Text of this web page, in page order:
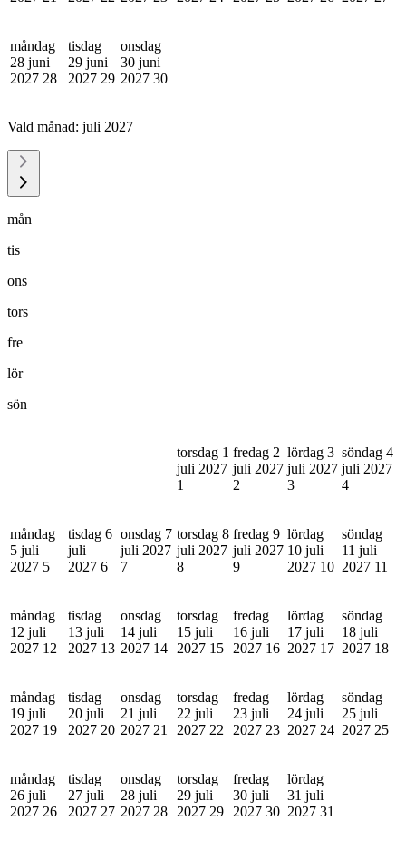
måndag
28 juni
2027 28
tisdag
29 juni
2027 29
onsdag
30 juni
2027 30
Vald månad: juli 2027
mån
tis
ons
tors
fre
lör
sön
torsdag 1
juli 2027
1
fredag 2
juli 2027
2
lördag 3
juli 2027
3
söndag 4
juli 2027
4
måndag
5 juli
2027 5
tisdag 6
juli
2027 6
onsdag 7
juli 2027
7
torsdag 8
juli 2027
8
fredag 9
juli 2027
9
lördag
10 juli
2027 10
söndag
11 juli
2027 11
måndag
12 juli
2027 12
tisdag
13 juli
2027 13
onsdag
14 juli
2027 14
torsdag
15 juli
2027 15
fredag
16 juli
2027 16
lördag
17 juli
2027 17
söndag
18 juli
2027 18
måndag
19 juli
2027 19
tisdag
20 juli
2027 20
onsdag
21 juli
2027 21
torsdag
22 juli
2027 22
fredag
23 juli
2027 23
lördag
24 juli
2027 24
söndag
25 juli
2027 25
måndag
26 juli
2027 26
tisdag
27 juli
2027 27
onsdag
28 juli
2027 28
torsdag
29 juli
2027 29
fredag
30 juli
2027 30
lördag
31 juli
2027 31